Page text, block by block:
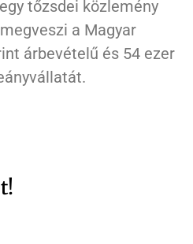
tőzsdei közlemény
a Magyar
árbevételű és 54 ezer